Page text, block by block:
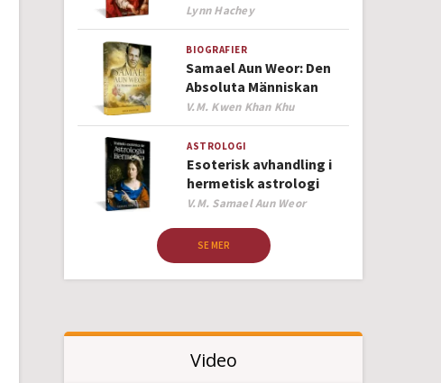
Author
Lynn Hachey
BIOGRAFIER
Samael Aun Weor: Den
Absoluta Människan
Author
V.M. Kwen Khan Khu
ASTROLOGI
Esoterisk avhandling i
hermetisk astrologi
Author
V.M. Samael Aun Weor
SE MER
Video